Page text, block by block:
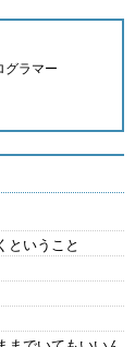
グラマー
ということ